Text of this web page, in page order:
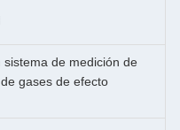
sistema de medición de
gases de efecto